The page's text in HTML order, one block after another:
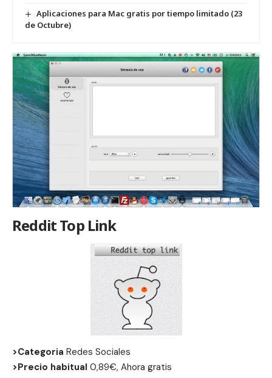
Aplicaciones para Mac gratis por tiempo limitado (23
de Octubre)
Reddit Top Link
>Categoria Redes Sociales
>Precio habitual 0,89€, Ahora gratis